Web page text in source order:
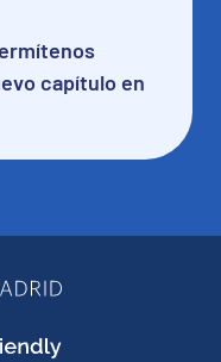
capítulo en